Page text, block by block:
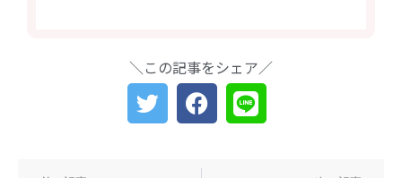
＼この記事をシェア／